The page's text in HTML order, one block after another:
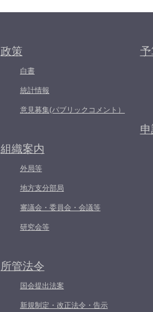
政策
白書
統計情報
意見募集(パブリックコメント）
組織案内
外局等
地方支分部局
審議会・委員会・会議等
研究会等
所管法令
国会提出法案
新規制定・改正法令・告示